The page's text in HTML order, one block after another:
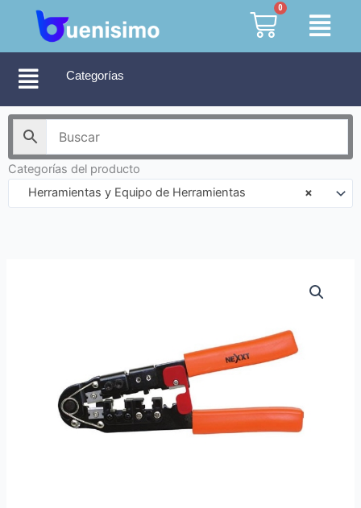
contenido
0
Cart
Categorías
Categorías del producto
×
Herramientas y Equipo de Herramientas